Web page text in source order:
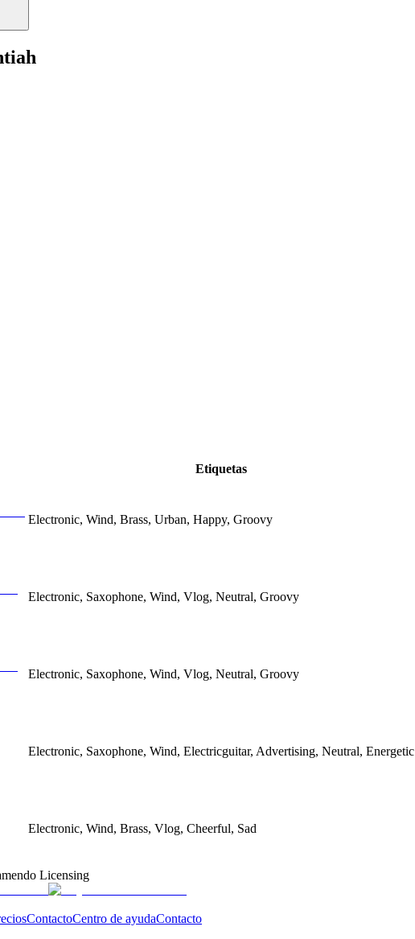
Etiquetas
Electronic, Wind, Brass, Urban, Happy, Groovy
Electronic, Saxophone, Wind, Vlog, Neutral, Groovy
Electronic, Saxophone, Wind, Vlog, Neutral, Groovy
Electronic, Saxophone, Wind, Electricguitar, Advertising, Neutral, Energetic
Electronic, Wind, Brass, Vlog, Cheerful, Sad
Licensing
ContactoCentro de ayudaContacto